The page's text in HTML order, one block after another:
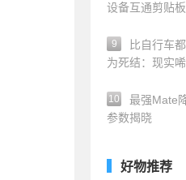
设备互通剪贴板
9
比自行车
为死结：现实
10
最强Mate
参数揭晓
好物推荐